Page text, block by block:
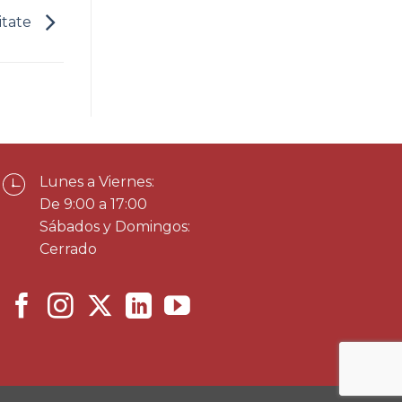
Lunes a Viernes:
De 9:00 a 17:00
Sábados y Domingos:
Cerrado